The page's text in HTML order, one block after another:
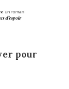
pour